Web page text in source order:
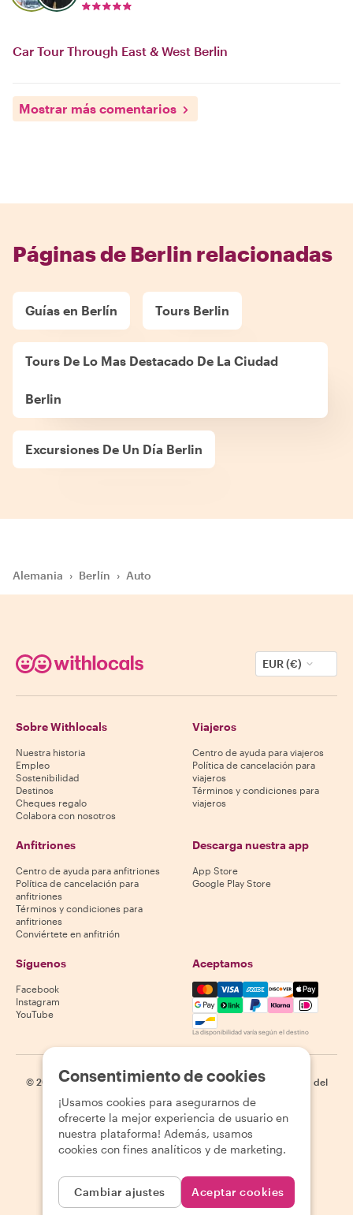
Car Tour Through East & West Berlin
Mostrar más comentarios
Páginas de Berlin relacionadas
Guías en Berlín Tours Berlin
Tours De Lo Mas Destacado De La Ciudad
Berlin
Excursiones De Un Día Berlin
Alemania › Berlín › Auto
EUR (€)
Sobre Withlocals
Nuestra historia
Empleo
Sostenibilidad
Destinos
Cheques regalo
Colabora con nosotros
Viajeros
Centro de ayuda para viajeros
Política de cancelación para
viajeros
Términos y condiciones para
viajeros
Anfitriones
Centro de ayuda para anfitriones
Política de cancelación para
anfitriones
Términos y condiciones para
anfitriones
Conviértete en anfitrión
Descarga nuestra app
App Store
Google Play Store
Síguenos
Facebook
Instagram
YouTube
Aceptamos
Mastercard, Visa, Amex,
La disponibilidad varía según el destino
© 2026 Withlocals.com | Política de privacidad | Cookies
Mapa del
Consentimiento de cookies
¡Usamos cookies para asegurarnos de
ofrecerte la mejor experiencia de usuario en
nuestra plataforma! Además, usamos
cookies con fines analíticos y de marketing.
Cambiar ajustes Aceptar cookies